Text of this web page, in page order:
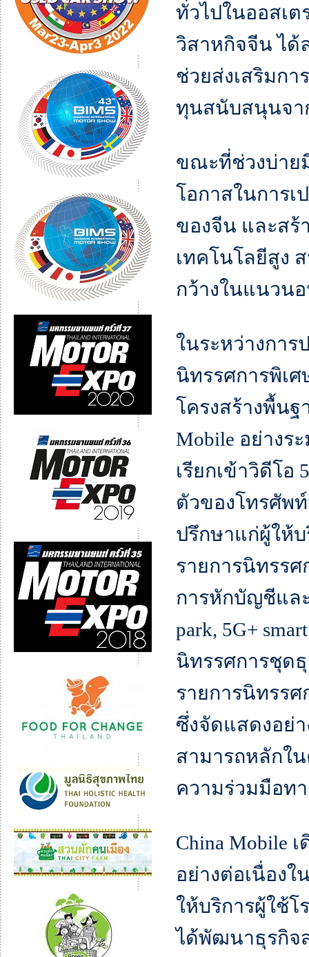
ทั่วไปในออสเ
วิสาหกิจจีน ได้
ช่วยส่งเสริมก
ทุนสนับสนุนจา
ขณะที่ช่วงบ่าย
โอกาสในการ
ของจีน และสร้
เทคโนโลยีสูง
กว้างในแนวน
ในระหว่างการ
นิทรรศการพิเ
โครงสร้างพื้นฐ
Mobile อย่างร
เรียกเข้าวิดีโอ
ตัวของโทรศัพ
ปรึกษาแก่ผู้ให้บ
รายการนิทรร
การหักบัญชีแล
park, 5G+
นิทรรศการชุด
รายการนิทรร
ซึ่งจัดแสดงอย่
สามารถหลักใ
ความร่วมมือท
China Mobile
อย่างต่อเนื่อง
ให้บริการผู้ใช้
ได้พัฒนาธุรกิจ